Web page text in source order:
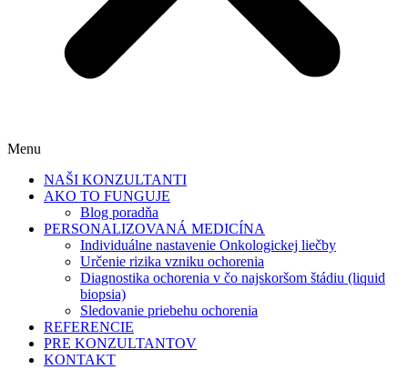
Menu
NAŠI KONZULTANTI
AKO TO FUNGUJE
Blog poradňa
PERSONALIZOVANÁ MEDICÍNA
Individuálne nastavenie Onkologickej liečby
Určenie rizika vzniku ochorenia
Diagnostika ochorenia v čo najskoršom štádiu (liquid
biopsia)
Sledovanie priebehu ochorenia
REFERENCIE
PRE KONZULTANTOV
KONTAKT